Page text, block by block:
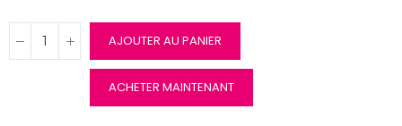
AJOUTER AU PANIER
ACHETER MAINTENANT